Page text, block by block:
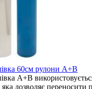
60см рулони A+B
A+B
дозволяє переносити